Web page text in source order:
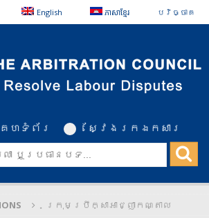
English ភាសាខ្មែរ បរិច្ចាគ
េហទំព័រ ស្វែងរកឯកសារ
ក្រុមប្រឹក្សាអាជ្ញាកណ្តាល